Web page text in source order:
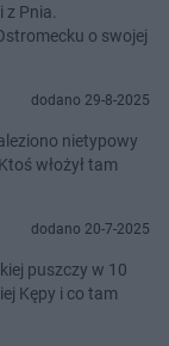
Pnia.
o swojej
dodano 29-8-2025
nietypowy
włożył tam
dodano 20-7-2025
puszczy w 10